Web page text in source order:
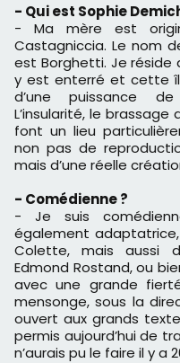
- Qui est Sophie
- Ma mère est
Castagniccia. Le nom
est Borghetti. Je réside
y est enterré et cette
d’une puissance
L’insularité, le
font un lieu
non pas de
mais d’une réelle
- Comédienne ?
- Je suis
également adaptatrice,
Colette, mais aussi
Edmond Rostand, ou
avec une grande
mensonge, sous la
ouvert aux grands
permis aujourd’hui de
n’aurais pu le faire il y a